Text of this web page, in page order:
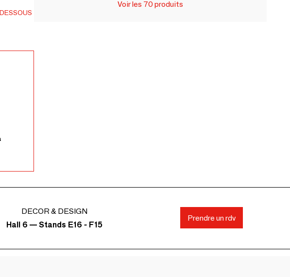
DESSOUS
Voir les 70 produits
DECOR & DESIGN
Hall 6 — Stands E16 - F15
Prendre un rdv